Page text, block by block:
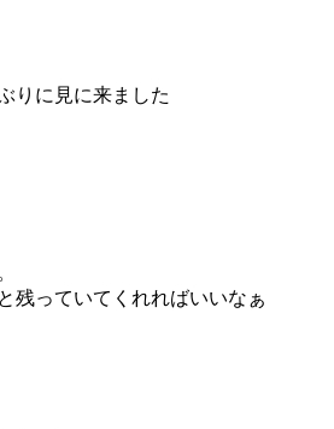
りに見に来ました
残っていてくれればいいなぁ